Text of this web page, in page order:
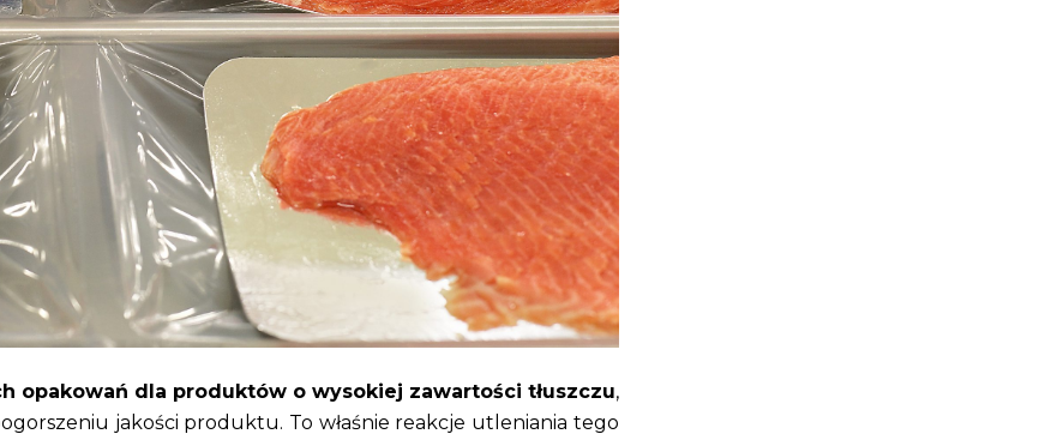
opakowań dla produktów o wysokiej zawartości tłuszczu,
jakości produktu. To właśnie reakcje utleniania tego